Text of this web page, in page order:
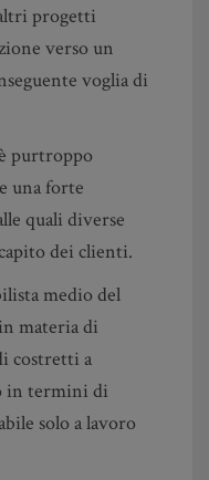
progetti
verso un
voglia di
purtroppo
una forte
quali diverse
dei clienti.
medio del
materia di
costretti a
in termini di
solo a lavoro